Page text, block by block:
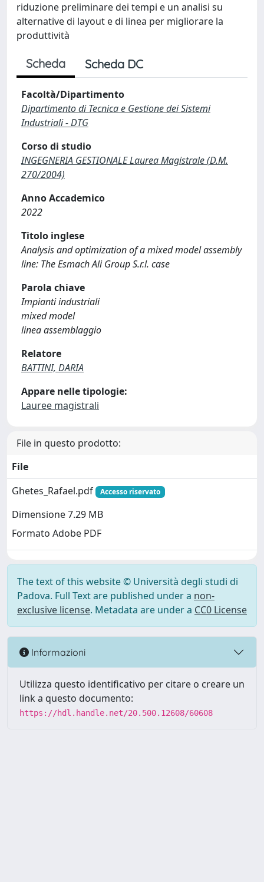
riduzione preliminare dei tempi e un analisi su
alternative di layout e di linea per migliorare la
produttività
Scheda Scheda DC
Facoltà/Dipartimento
Dipartimento di Tecnica e Gestione dei Sistemi
Industriali - DTG
Corso di studio
INGEGNERIA GESTIONALE Laurea Magistrale (D.M.
270/2004)
Anno Accademico
2022
Titolo inglese
Analysis and optimization of a mixed model assembly
line: The Esmach Ali Group S.r.l. case
Parola chiave
Impianti industriali
mixed model
linea assemblaggio
Relatore
BATTINI, DARIA
Appare nelle tipologie:
Lauree magistrali
File in questo prodotto:
File
Ghetes_Rafael.pdf
Accesso riservato
Dimensione 7.29 MB
Formato Adobe PDF
The text of this website © Università degli studi di
Padova. Full Text are published under a non-
exclusive license. Metadata are under a CC0 License
Informazioni
Utilizza questo identificativo per citare o creare un
link a questo documento:
https://hdl.handle.net/20.500.12608/60608